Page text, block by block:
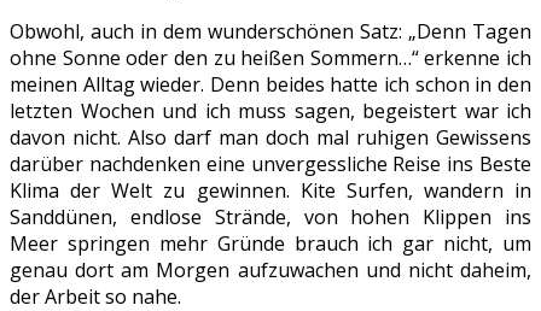
Obwohl, auch in dem wunderschönen Satz: „Denn Tagen
ohne Sonne oder den zu heißen Sommern…“ erkenne ich
meinen Alltag wieder. Denn beides hatte ich schon in den
letzten Wochen und ich muss sagen, begeistert war ich
davon nicht. Also darf man doch mal ruhigen Gewissens
darüber nachdenken eine unvergessliche Reise ins Beste
Klima der Welt zu gewinnen. Kite Surfen, wandern in
Sanddünen, endlose Strände, von hohen Klippen ins
Meer springen mehr Gründe brauch ich gar nicht, um
genau dort am Morgen aufzuwachen und nicht daheim,
der Arbeit so nahe.